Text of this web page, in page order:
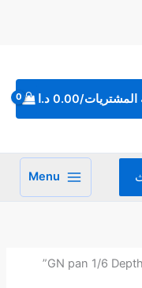
المشتريات/0.00 د.ا
Menu